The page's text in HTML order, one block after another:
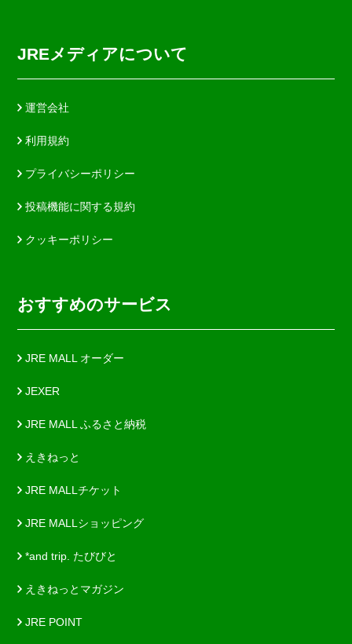
JREメディアについて
運営会社
利用規約
プライバシーポリシー
投稿機能に関する規約
クッキーポリシー
おすすめのサービス
JRE MALL オーダー
JEXER
JRE MALL ふるさと納税
えきねっと
JRE MALLチケット
JRE MALLショッピング
*and trip. たびびと
えきねっとマガジン
JRE POINT